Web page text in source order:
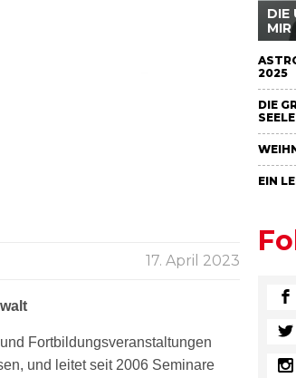
17. April 2023
Fortbildungsveranstaltungen
und leitet seit 2006 Seminare
DIE
MIR
2025
DIE
EELE
EIN